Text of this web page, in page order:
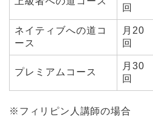
回
ネイティブへの道コ
ース
月20
回
プレミアムコース
月30
回
※フィリピン人講師の場合